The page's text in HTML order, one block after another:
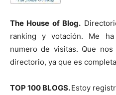
The House of Blog.
ranking y votación. Me
numero de visitas. Que
directorio, ya que es
TOP 100 BLOGS.Estoy